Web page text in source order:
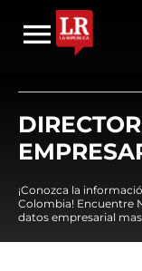
¡Conozca la
Colombia! Encuentre
datos empresarial